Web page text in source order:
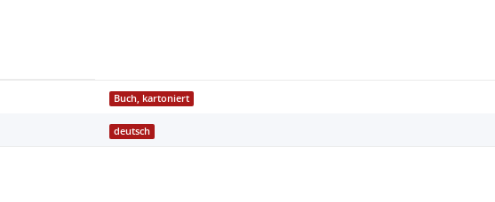
Buch, kartoniert
deutsch